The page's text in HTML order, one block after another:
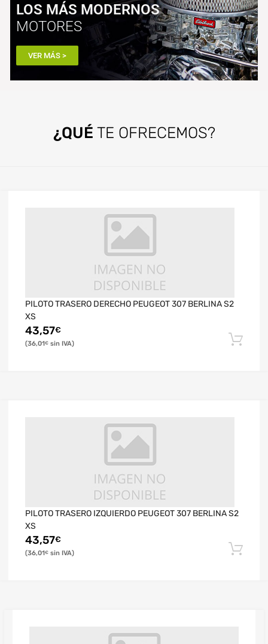
LOS MÁS MODERNOS
MOTORES
VER MÁS >
¿QUÉ TE OFRECEMOS?
PILOTO TRASERO DERECHO PEUGEOT 307 BERLINA S2
XS
43,57€
36,01€
PILOTO TRASERO IZQUIERDO PEUGEOT 307 BERLINA S2
XS
43,57€
36,01€